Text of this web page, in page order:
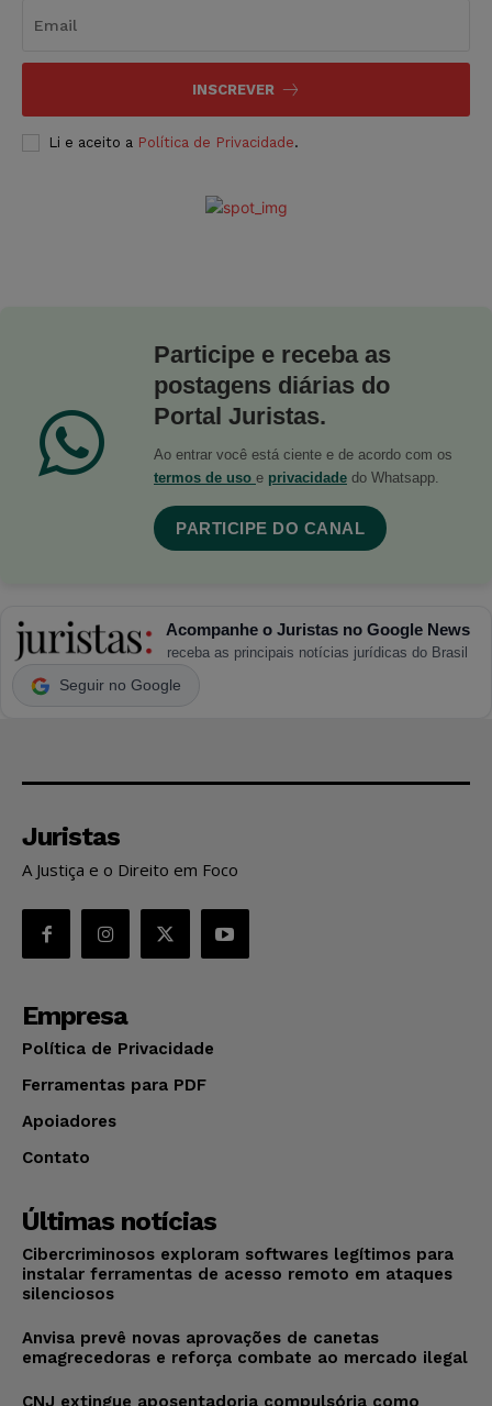
INSCREVER
Li e aceito a Política de Privacidade.
Participe e receba as
postagens diárias do
Portal Juristas.
Ao entrar você está ciente e de acordo com os
termos de uso e privacidade do Whatsapp.
PARTICIPE DO CANAL
Acompanhe o Juristas no Google News
receba as principais notícias jurídicas do Brasil
Seguir no Google
Juristas
A Justiça e o Direito em Foco
Empresa
Política de Privacidade
Ferramentas para PDF
Apoiadores
Contato
Últimas notícias
Cibercriminosos exploram softwares legítimos para
instalar ferramentas de acesso remoto em ataques
silenciosos
Anvisa prevê novas aprovações de canetas
emagrecedoras e reforça combate ao mercado ilegal
CNJ extingue aposentadoria compulsória como